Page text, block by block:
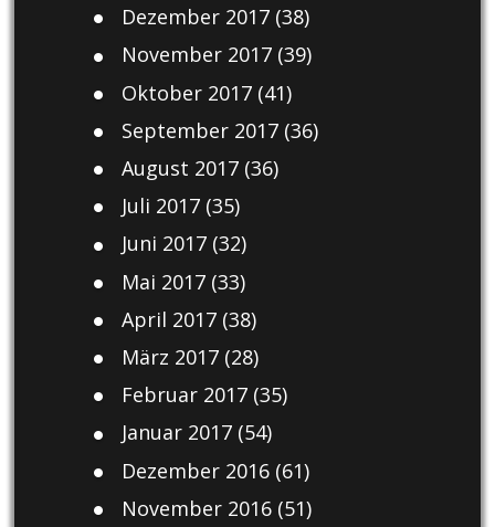
Dezember 2017(38)
November 2017(39)
Oktober 2017(41)
September 2017(36)
August 2017(36)
Juli 2017(35)
Juni 2017(32)
Mai 2017(33)
April 2017(38)
März 2017(28)
Februar 2017(35)
Januar 2017(54)
Dezember 2016(61)
November 2016(51)